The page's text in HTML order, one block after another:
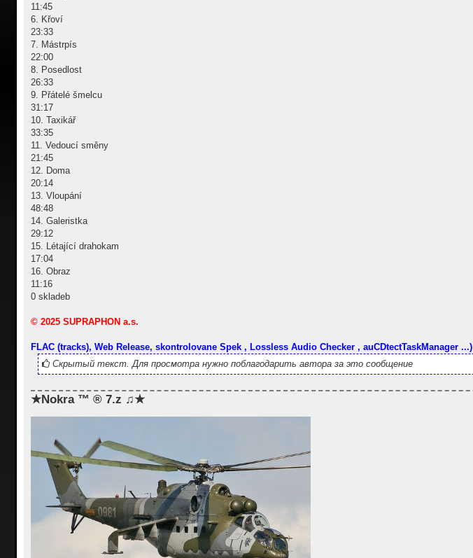
11:45
6. Křoví
23:33
7. Mástrpís
22:00
8. Posedlost
26:33
9. Přátelé šmelcu
31:17
10. Taxikář
33:35
11. Vedoucí směny
21:45
12. Doma
20:14
13. Vloupání
48:48
14. Galeristka
29:12
15. Létající drahokam
17:04
16. Obraz
11:16
0 skladeb
© 2025 SUPRAPHON a.s.
FLAC (tracks), Web Release, skontrolovane Spek , Lossless Audio Checker , auCDtectTaskManager ...)
Скрытый текст. Для просмотра нужно поблагодарить автора за это сообщение
★Nokra ™ ® 7.z ♫★